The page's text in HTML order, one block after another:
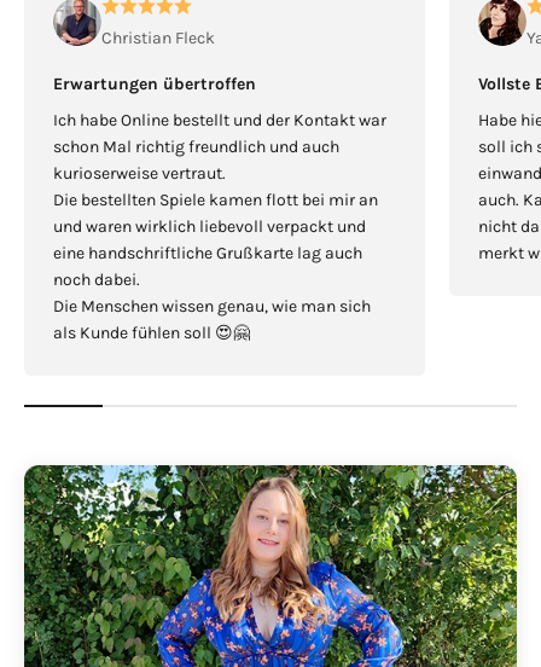
Christian Fleck
Erwartungen übertroffen
Ich habe Online bestellt und der Kontakt war
schon Mal richtig freundlich und auch
kurioserweise vertraut.
Die bestellten Spiele kamen flott bei mir an
und waren wirklich liebevoll verpackt und
eine handschriftliche Grußkarte lag auch
noch dabei.
Die Menschen wissen genau, wie man sich
als Kunde fühlen soll 😍🤗
Vollste
Habe
soll ich
auch.
nicht
merkt